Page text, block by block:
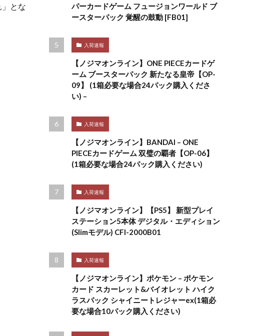
とな
パーカードゲーム フュージョンワールド ブ
ースターパック 覚醒の鼓動 [FB01]
入荷速報
【ノジマオンライン】ONE PIECEカードゲ
ーム ブースターパック 新たなる皇帝【OP-
09】 (1箱必要な場合24パック購入くださ
い) –
入荷速報
【ノジマオンライン】BANDAI – ONE
PIECEカードゲーム 双璧の覇者【OP-06】
(1箱必要な場合24パック購入ください)
入荷速報
【ノジマオンライン】【PS5】 新型プレイ
ステーション5本体 デジタル・エディション
(Slimモデル) CFI-2000B01
入荷速報
【ノジマオンライン】ポケモン – ポケモン
カード スカーレット&バイオレット ハイク
ラスパック シャイニートレジャーex(1箱必
要な場合10パック購入ください)